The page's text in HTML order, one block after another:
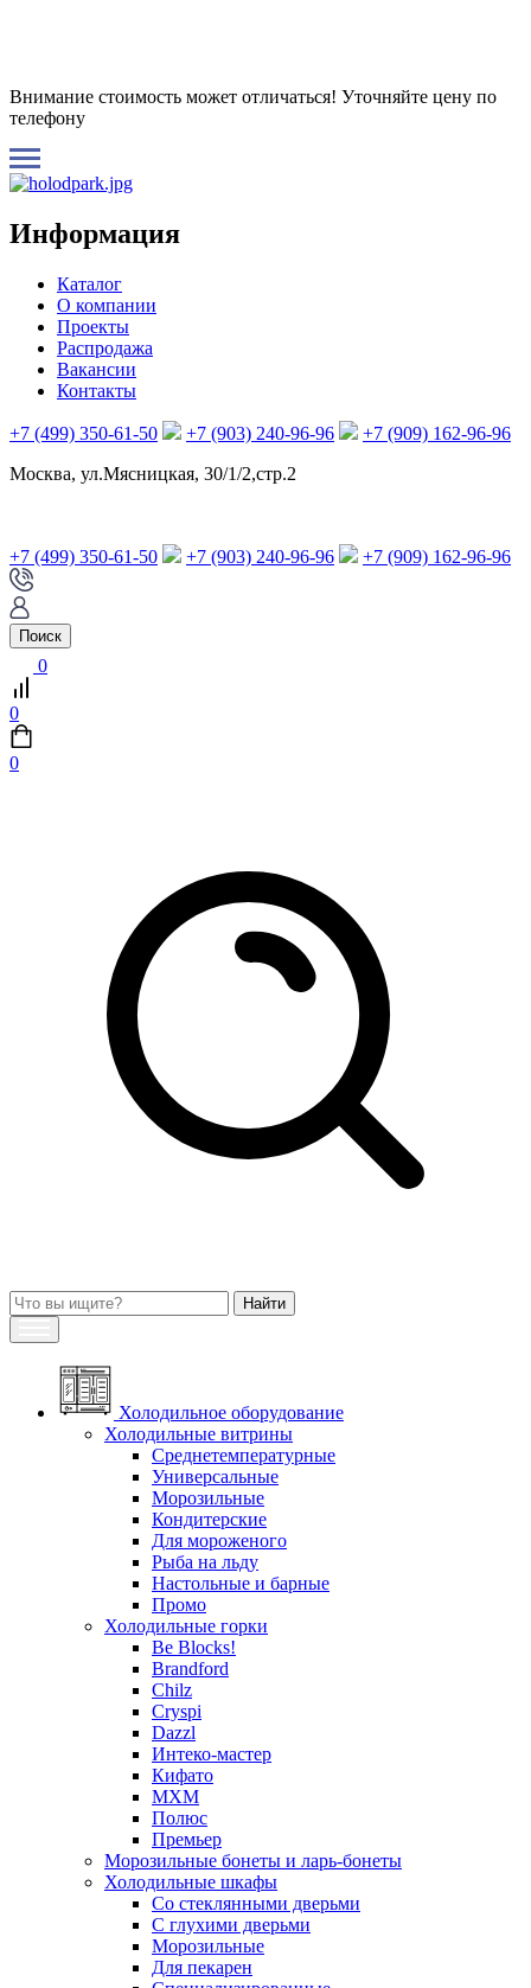
Внимание стоимость может отличаться! Уточняйте цену по
телефону
Информация
Каталог
О компании
Проекты
Распродажа
Вакансии
Контакты
+7 (499) 350-61-50 +7 (903) 240-96-96
+7 (909) 162-96-96
Москва, ул.Мясницкая, 30/1/2,стр.2
+7 (499) 350-61-50 +7 (903) 240-96-96 +7 (909) 162-96-96
Поиск
0
0
0
Холодильное оборудование
Холодильные витрины
Среднетемпературные
Универсальные
Морозильные
Кондитерские
Для мороженого
Рыба на льду
Настольные и барные
Промо
Холодильные горки
Be Blocks!
Brandford
Chilz
Cryspi
Dazzl
Интеко-мастер
Кифато
МХМ
Полюс
Премьер
Морозильные бонеты и ларь-бонеты
Холодильные шкафы
Со стеклянными дверьми
С глухими дверьми
Морозильные
Для пекарен